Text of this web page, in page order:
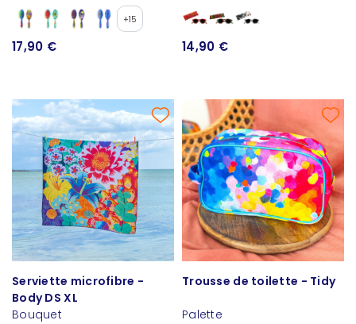
+15
17,90 € 14,90 €
Serviette microfibre -
Body DS XL
Bouquet
Trousse de toilette - Tidy
Palette